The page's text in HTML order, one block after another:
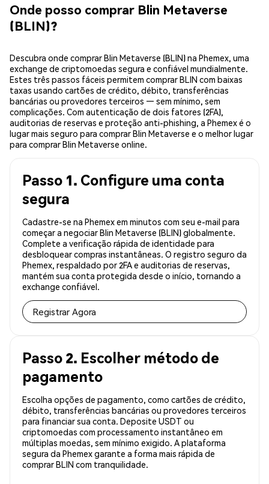
Onde posso comprar Blin Metaverse
(BLIN)?
Descubra onde comprar Blin Metaverse (BLIN) na Phemex, uma
exchange de criptomoedas segura e confiável mundialmente.
Estes três passos fáceis permitem comprar BLIN com baixas
taxas usando cartões de crédito, débito, transferências
bancárias ou provedores terceiros — sem mínimo, sem
complicações. Com autenticação de dois fatores (2FA),
auditorias de reservas e proteção anti-phishing, a Phemex é o
lugar mais seguro para comprar Blin Metaverse e o melhor lugar
para comprar Blin Metaverse online.
Passo 1. Configure uma conta
segura
Cadastre-se na Phemex em minutos com seu e-mail para
começar a negociar Blin Metaverse (BLIN) globalmente.
Complete a verificação rápida de identidade para
desbloquear compras instantâneas. O registro seguro da
Phemex, respaldado por 2FA e auditorias de reservas,
mantém sua conta protegida desde o início, tornando a
exchange confiável.
Registrar Agora
Passo 2. Escolher método de
pagamento
Escolha opções de pagamento, como cartões de crédito,
débito, transferências bancárias ou provedores terceiros
para financiar sua conta. Deposite USDT ou
criptomoedas com processamento instantâneo em
múltiplas moedas, sem mínimo exigido. A plataforma
segura da Phemex garante a forma mais rápida de
comprar BLIN com tranquilidade.